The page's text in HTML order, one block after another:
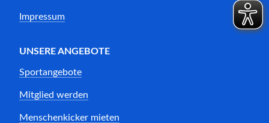
Impressum
UNSERE ANGEBOTE
Sportangebote
Mitglied werden
Menschenkicker mieten